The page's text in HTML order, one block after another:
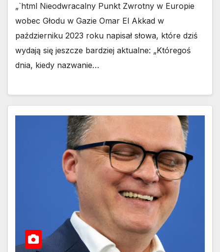
„`html Nieodwracalny Punkt Zwrotny w Europie
wobec Głodu w Gazie Omar El Akkad w
październiku 2023 roku napisał słowa, które dziś
wydają się jeszcze bardziej aktualne: „Któregoś
dnia, kiedy nazwanie…